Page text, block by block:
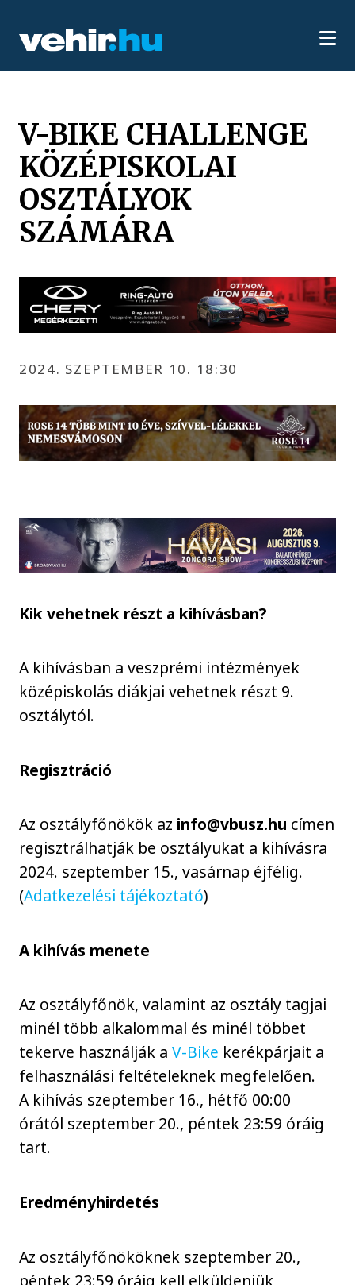
V-BIKE CHALLENGE
KÖZÉPISKOLAI
OSZTÁLYOK
SZÁMÁRA
2024. SZEPTEMBER 10. 18:30
Kik vehetnek részt a kihívásban?
A kihívásban a veszprémi intézmények
középiskolás diákjai vehetnek részt 9.
osztálytól.
Regisztráció
Az osztályfőnökök az info@vbusz.hu címen
regisztrálhatják be osztályukat a kihívásra
2024. szeptember 15., vasárnap éjfélig.
(Adatkezelési tájékoztató)
A kihívás menete
Az osztályfőnök, valamint az osztály tagjai
minél több alkalommal és minél többet
tekerve használják aV-Bike kerékpárjait a
felhasználási feltételeknek megfelelően.
A kihívás szeptember 16., hétfő 00:00
órától szeptember 20., péntek 23:59 óráig
tart.
Eredményhirdetés
Az osztályfőnököknek szeptember 20.,
péntek 23:59 óráig kell elküldeniük